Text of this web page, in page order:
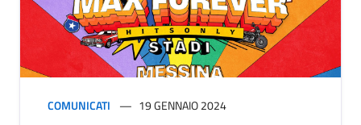
COMUNICATI 19 GENNAIO 2024